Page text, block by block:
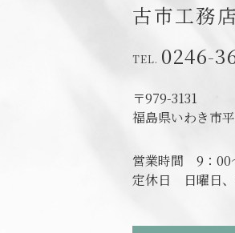
古市工務店
0246-
〒979-3131
福島県いわき市
営業時間9：00
定休日
日曜日